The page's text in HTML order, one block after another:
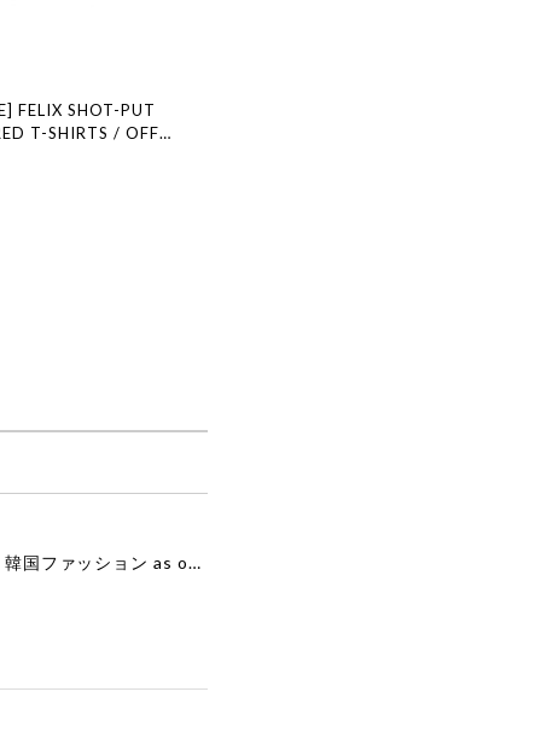
FELIX SHOT-PUT
T-SHIRTS / OFF
代行 通販 イーストローグ
[as”on] BONITA MINI BAG / BLACK 正規品 韓国ブランド 韓国通販 韓国代行 韓国ファッション as on ason エズオン アズオン